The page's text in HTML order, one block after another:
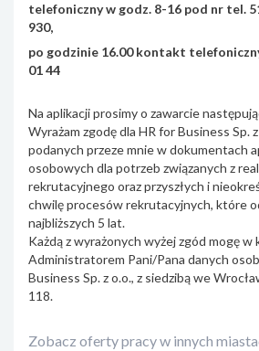
telefoniczny w godz. 8-16 pod nr tel.
930,
po godzinie 16.00 kontakt
01 44
Na aplikacji prosimy o zawarcie
Wyrażam zgodę dla HR for Business Sp.
podanych przeze mnie w dokumentach
osobowych dla potrzeb związanych z
rekrutacyjnego oraz przyszłych i
chwilę procesów rekrutacyjnych, które
najbliższych 5 lat.
Każdą z wyrażonych wyżej zgód mogę w
Administratorem Pani/Pana danych
Business Sp. z o.o., z siedzibą we
118.
Zobacz oferty pracy w innych